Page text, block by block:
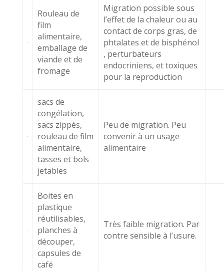
Rouleau de
film
alimentaire,
emballage de
viande et de
fromage
Migration possible sous
l’effet de la chaleur ou au
contact de corps gras, de
phtalates et de bisphénol
, perturbateurs
endocriniens, et toxiques
pour la reproduction
sacs de
congélation,
sacs zippés,
rouleau de film
alimentaire,
tasses et bols
jetables
Peu de migration. Peu
convenir à un usage
alimentaire
Boites en
plastique
réutilisables,
planches à
découper,
capsules de
café
Très faible migration. Par
contre sensible à l’usure.